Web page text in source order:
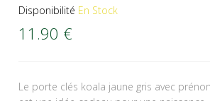
Disponibilité En Stock
11.90 €
Le porte clés koala jaune gris avec